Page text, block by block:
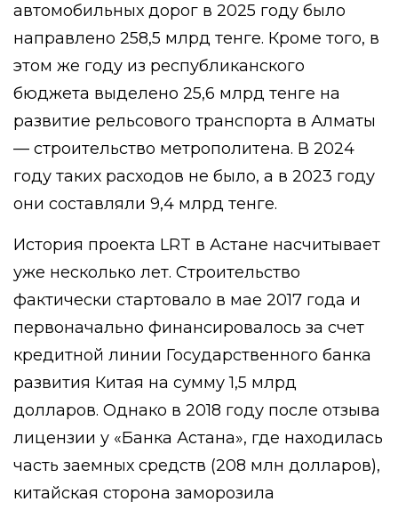
автомобильных дорог в 2025 году было
направлено 258,5 млрд тенге. Кроме того, в
этом же году из республиканского
бюджета выделено 25,6 млрд тенге на
развитие рельсового транспорта в Алматы
— строительство метрополитена. В 2024
году таких расходов не было, а в 2023 году
они составляли 9,4 млрд тенге.
История проекта LRT в Астане насчитывает
уже несколько лет. Строительство
фактически стартовало в мае 2017 года и
первоначально финансировалось за счет
кредитной линии Государственного банка
развития Китая на сумму 1,5 млрд
долларов. Однако в 2018 году после отзыва
лицензии у «Банка Астана», где находилась
часть заемных средств (208 млн долларов),
китайская сторона заморозила